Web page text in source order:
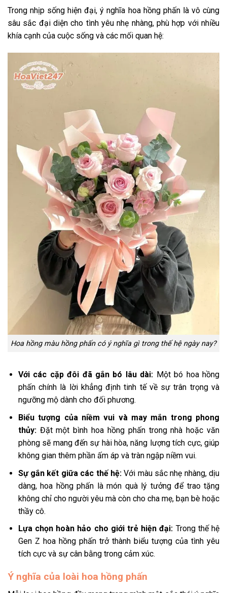
Trong nhịp sống hiện đại, ý nghĩa hoa hồng phấn là vô cùng
sâu sắc đại diện cho tình yêu nhẹ nhàng, phù hợp với nhiều
khía cạnh của cuộc sống và các mối quan hệ:
Hoa hồng màu hồng phấn có ý nghĩa gì trong thế hệ ngày nay?
Với các cặp đôi đã gắn bó lâu dài: Một bó hoa hồng
phấn chính là lời khẳng định tinh tế về sự trân trọng và
ngưỡng mộ dành cho đối phương.
Biểu tượng của niềm vui và may mắn trong phong
thủy:Đặt một bình hoa hồng phấn trong nhà hoặc văn
phòng sẽ mang đến sự hài hòa, năng lượng tích cực, giúp
không gian thêm phần ấm áp và tràn ngập niềm vui.
Sự gắn kết giữa các thế hệ:Với màu sắc nhẹ nhàng, dịu
dàng, hoa hồng phấn là món quà lý tưởng để trao tặng
không chỉ cho người yêu mà còn cho cha mẹ, bạn bè hoặc
thầy cô.
Lựa chọn hoàn hảo cho giới trẻ hiện đại: Trong thế hệ
Gen Z hoa hồng phấn trở thành biểu tượng của tình yêu
tích cực và sự cân bằng trong cảm xúc.
Ý nghĩa của loài hoa hồng phấn